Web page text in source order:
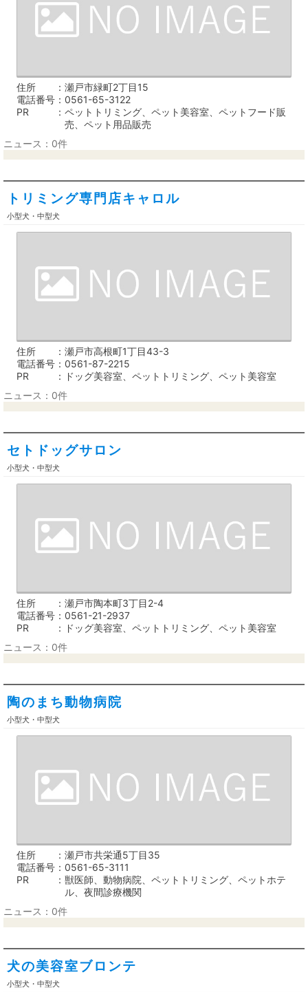
住所
瀬戸市緑町2丁目15
電話番号
0561-65-3122
PR
ペットトリミング、ペット美容室、ペットフード販
売、ペット用品販売
ニュース：0件
トリミング専門店キャロル
小型犬・中型犬
住所
瀬戸市高根町1丁目43-3
電話番号
0561-87-2215
PR
ドッグ美容室、ペットトリミング、ペット美容室
ニュース：0件
セトドッグサロン
小型犬・中型犬
住所
瀬戸市陶本町3丁目2-4
電話番号
0561-21-2937
PR
ドッグ美容室、ペットトリミング、ペット美容室
ニュース：0件
陶のまち動物病院
小型犬・中型犬
住所
瀬戸市共栄通5丁目35
電話番号
0561-65-3111
PR
獣医師、動物病院、ペットトリミング、ペットホテ
ル、夜間診療機関
ニュース：0件
犬の美容室ブロンテ
小型犬・中型犬